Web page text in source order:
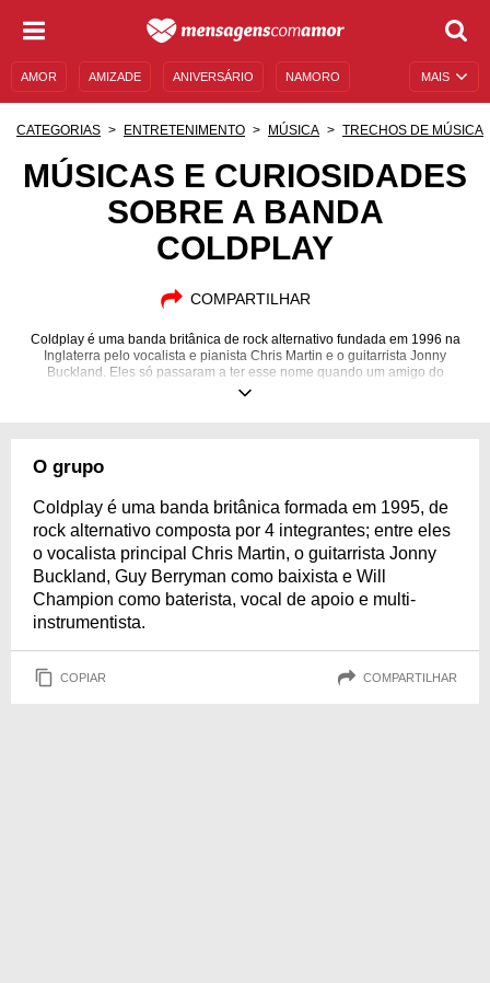
MAIS
AMOR AMIZADE ANIVERSÁRIO NAMORO
UNIVERSO FEMININO
MENSAGENS E FRASES MENSAGENS DE ANIVERSÁRIO
FAMOSOS BÍBLIA
CATEGORIAS ENTRETENIMENTO MÚSICA TRECHOS DE MÚSICA
MÚSICAS E CURIOSIDADES
SOBRE A BANDA
COLDPLAY
COMPARTILHAR
Coldplay é uma banda britânica de rock alternativo fundada em 1996 na
Inglaterra pelo vocalista e pianista Chris Martin e o guitarrista Jonny
Buckland. Eles só passaram a ter esse nome quando um amigo do
componentes deu a sugestão. Conheça trechos de músicas e ideias dos
O grupo
Coldplay é uma banda britânica formada em 1995, de
rock alternativo composta por 4 integrantes; entre eles
o vocalista principal Chris Martin, o guitarrista Jonny
Buckland, Guy Berryman como baixista e Will
Champion como baterista, vocal de apoio e multi-
instrumentista.
COPIAR COMPARTILHAR